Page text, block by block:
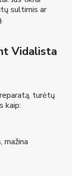
sultimis ar
Vidalista
turėtų
kaip:
mažina